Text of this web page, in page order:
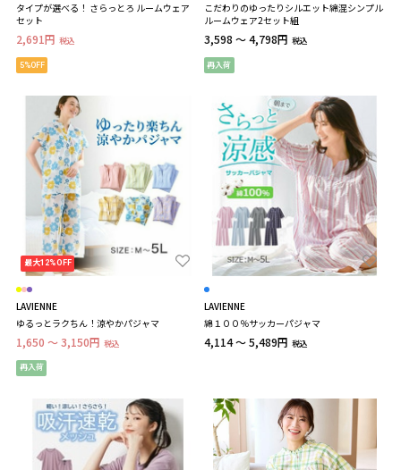
タイプが選べる！ さらっとろ ルームウェア
セット
2,691円 税込
5%OFF
こだわりのゆったりシルエット綿混シンプル
ルームウェア2セット組
3,598 ～ 4,798円 税込
再入荷
最大12%OFF
LAVIENNE
ゆるっとラクちん！涼やかパジャマ
1,650 ～ 3,150円 税込
再入荷
LAVIENNE
綿１００％サッカーパジャマ
4,114 ～ 5,489円 税込